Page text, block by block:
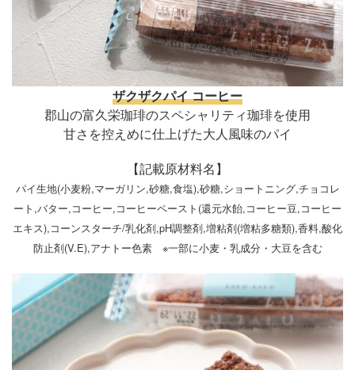
ザクザクパイ コーヒー
郡山の富久栄珈琲のスペシャリティ珈琲を使用
甘さを控えめに仕上げた大人風味のパイ
【記載原材料名】
パイ生地(小麦粉,マーガリン,砂糖,食塩),砂糖,ショートニング,チョコレ
ート,バター,コーヒー,コーヒーペースト(還元水飴,コーヒー豆,コーヒー
エキス),コーンスターチ/乳化剤,pH調整剤,増粘剤(増粘多糖類),香料,酸化
防止剤(V.E),アナトー色素 ※一部に小麦・乳成分・大豆を含む